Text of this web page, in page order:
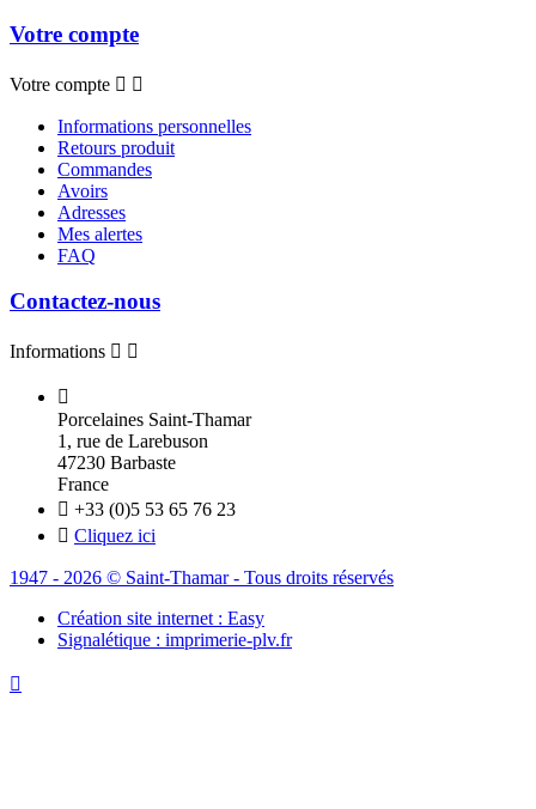
Votre compte
Votre compte  
Informations personnelles
Retours produit
Commandes
Avoirs
Adresses
Mes alertes
FAQ
Contactez-nous
Informations  

Porcelaines Saint-Thamar
1, rue de Larebuson
47230 Barbaste
France
 +33 (0)5 53 65 76 23
 Cliquez ici
1947 - 2026 © Saint-Thamar - Tous droits réservés
Création site internet : Easy
Signalétique : imprimerie-plv.fr
